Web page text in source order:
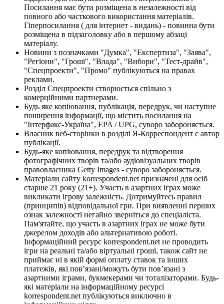
Посилання має бути розміщена в незалежності від
повного або часткового використання матеріалів.
Гіперпосилання ( для інтернет - видань) - повинна бути
розміщена в підзаголовку або в першому абзаці
матеріалу.
Новини з позначками "Думка", "Експертиза", "Заява",
"Регіони", "Гроші", "Влада", "Вибори", "Тест-драйв",
"Спецпроекти", "Промо" публікуються на правах
реклами.
Розділ Спецпроекти створюється спільно з
комерційними партнерами.
Будь яке копіювання, публікація, передрук, чи наступне
поширення інформації, що містить посилання на
"Інтерфакс-Україна", EPA / UPG, суворо забороняється.
Власник веб-сторінки в розділі Я-Корреспондент є автор
публікації.
Будь-яке копіювання, передрук та відтворення
фотографічних творів та/або аудіовізуальних творів
правовласника Getty Images - суворо забороняється.
Матеріали сайту korrespondent.net призначені для осіб
старше 21 року (21+). Участь в азартних іграх може
викликати ігрову залежність. Дотримуйтесь правил
(принципів) відповідальної гри. При виявленні перших
ознак залежності негайно зверніться до спеціаліста.
Пам'ятайте, що участь в азартних іграх не може бути
джерелом доходів або альтернативою роботі.
Інформаційний ресурс korrespondent.net не проводить
ігри на реальні та/або віртуальні гроші, також сайт не
приймає ні в якій формі оплату ставок та інших
платежів, які пов’язані/можуть бути пов’язані з
азартними іграми, букмекерами чи тоталізаторами. Будь-
які матеріали на інформаційному ресурсі
korrespondent.net публікуються виключно в